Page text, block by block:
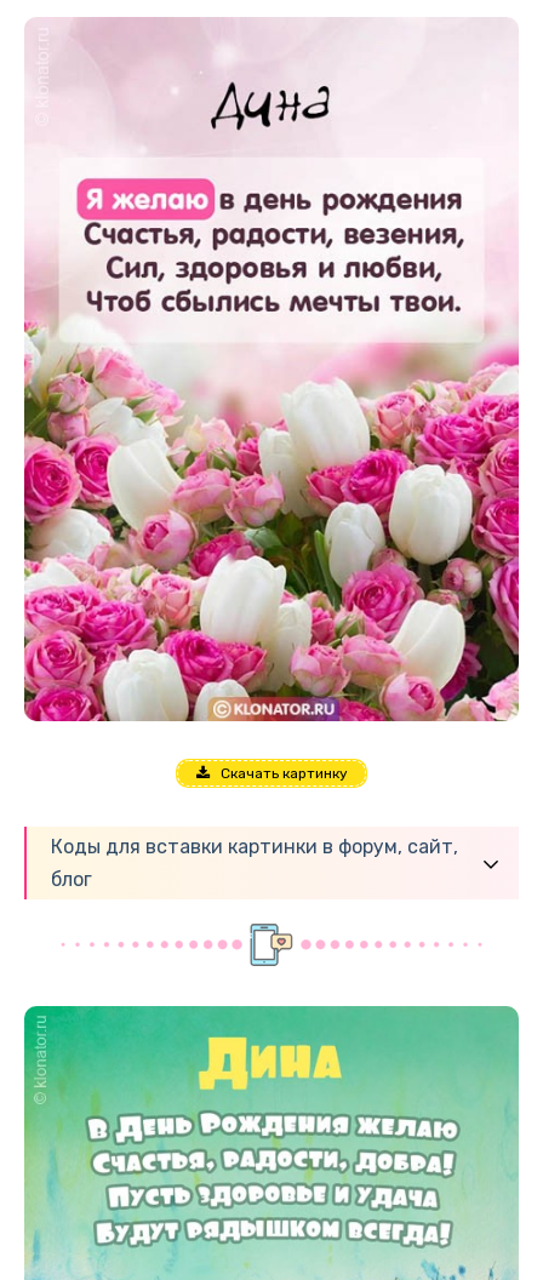
Скачать картинку
Коды для вставки картинки в форум, сайт,
блог